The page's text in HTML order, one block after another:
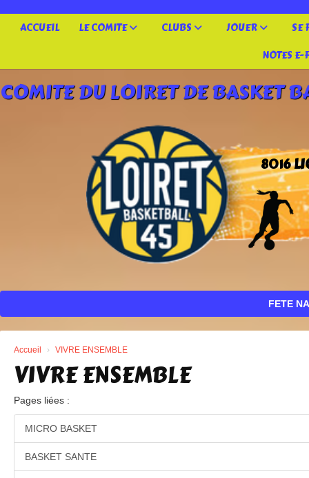
ACCUEIL LE COMITE CLUBS JOUER
SE
NOTES E-
COMITE DU LOIRET DE BASKET
8016
FETE
Accueil VIVRE ENSEMBLE
VIVRE ENSEMBLE
Pages liées :
MICRO BASKET
BASKET SANTE